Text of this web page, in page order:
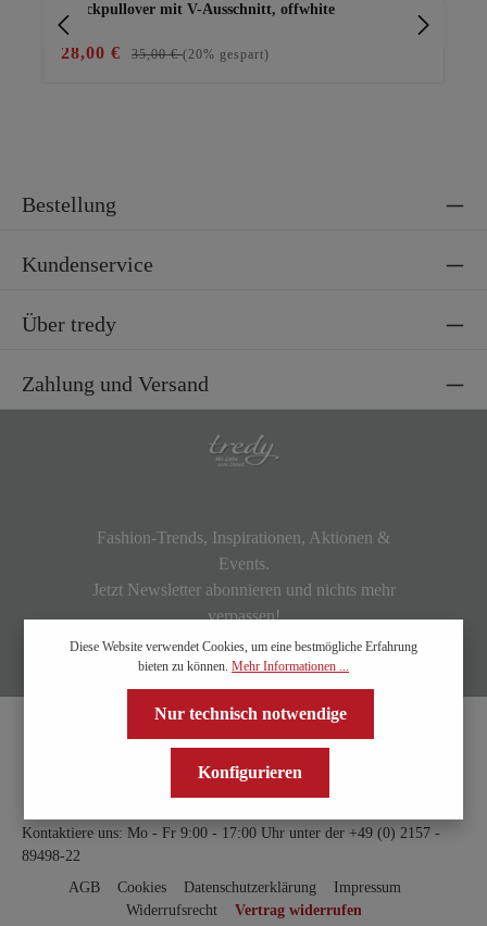
Strickpullover mit V-Ausschnitt, offwhite
28,00 € 35,00 €(20% gespart)
Bestellung
Kundenservice
Über tredy
Zahlung und Versand
Fashion-Trends, Inspirationen, Aktionen &
Events.
Jetzt Newsletter abonnieren und nichts mehr
verpassen!
Kontaktiere uns: Mo - Fr 9:00 - 17:00 Uhr unter der +49 (0) 2157 -
89498-22
AGB
Cookies Datenschutzerklärung
Impressum
Widerrufsrecht
Vertrag widerrufen
Diese Website verwendet Cookies, um eine bestmögliche Erfahrung
bieten zu können. Mehr Informationen ...
Nur technisch notwendige
Konfigurieren